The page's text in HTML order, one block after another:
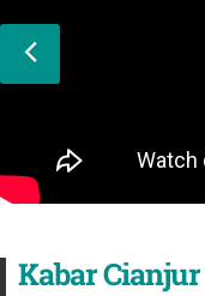
Kabar